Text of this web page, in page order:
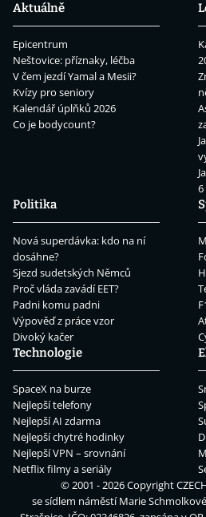
Aktuálně
Epicentrum
Neštovice: příznaky, léčba
V čem jezdí Yamal a Mesii?
Kvízy pro seniory
Kalendář úplňků 2026
Co je bodycount?
Politika
Nová superdávka: kdo na ní
dosáhne?
Sjezd sudetských Němců
Proč vláda zavádí EET?
Padni komu padni
Výpověď z práce vzor
Divoký kačer
Technologie
SpaceX na burze
Nejlepší telefony
Nejlepší AI zdarma
Nejlepší chytré hodinky
Nejlepší VPN – srovnání
Netflix filmy a seriály
© 2001 - 2026 Copyright
se sídlem náměstí Marie